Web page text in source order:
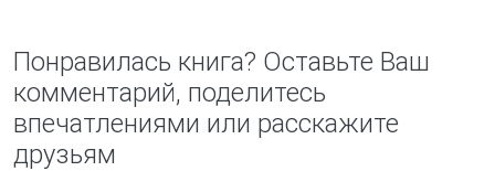
Понравилась книга? Оставьте Ваш
комментарий, поделитесь
впечатлениями или расскажите
друзьям